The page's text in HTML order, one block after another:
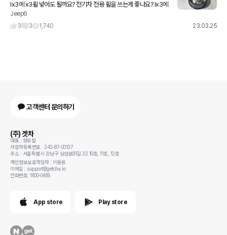
Ix3에 x3휠 넣어도 될까요? 전기차 전용 휠을 쓰는게 좋나요? Ix3에
x3휠 넣어도 될까요? 전기차 전용 휠을 쓰는게 좋나요?
Jeep6
3
3 1,740 23.03.25
고객센터 문의하기
(주) 겟차
대표 : 정유철
사업자등록번호 : 243-87-00137
주소 : 서울특별시 강남구 삼성로91길 32 10층, 11층, 12층
개인정보보호책임자 : 이동용
이메일 : support@getcha.kr
전화번호: 1800-0456
App store Play store